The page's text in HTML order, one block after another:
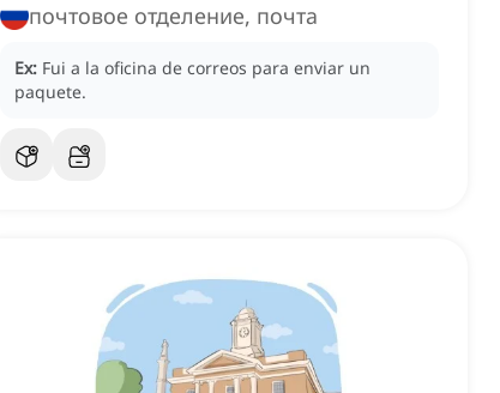
почтовое отделение, почта
Ex: Fui a la oficina de correos para enviar un
paquete.